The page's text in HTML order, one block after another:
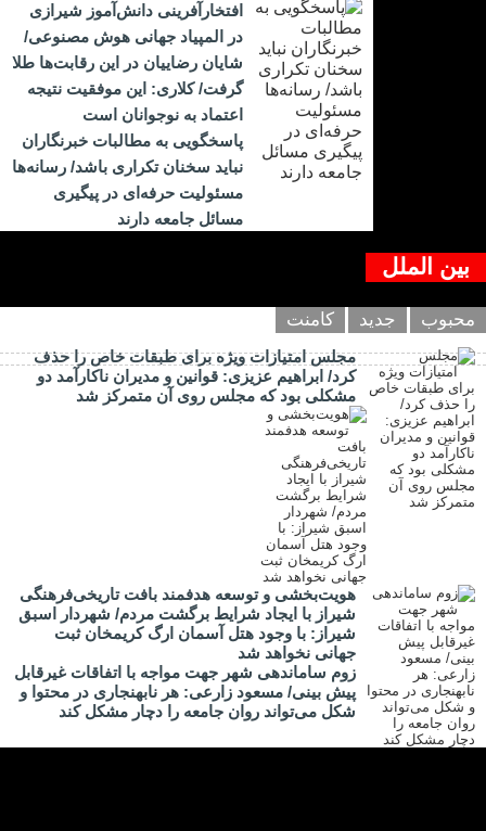
افتخارآفرینی دانش‌آموز شیرازی
در المپیاد جهانی هوش مصنوعی/
شایان رضاییان در این رقابت‌ها طلا
گرفت/ کلاری: این موفقیت نتیجه
اعتماد به نوجوانان است
پاسخگویی به مطالبات خبرنگاران
نباید سخنان تکراری باشد/ رسانه‌ها
مسئولیت حرفه‌ای در پیگیری
مسائل جامعه دارند
بین الملل
محبوب جدید کامنت
مجلس امتیازات ویژه برای طبقات خاص را حذف
کرد/ ابراهیم عزیزی: قوانین و مدیران ناکارآمد دو
مشکلی بود که مجلس روی آن متمرکز شد
هویت‌بخشی و توسعه هدفمند بافت تاریخی‌فرهنگی
شیراز با ایجاد شرایط برگشت مردم/ شهردار اسبق
شیراز: با وجود هتل آسمان ارگ کریمخان ثبت
جهانی نخواهد شد
زوم ساماندهی شهر جهت مواجه با اتفاقات غیرقابل
پیش بینی/ مسعود زارعی: هر نابهنجاری در محتوا و
شکل می‌تواند روان جامعه را دچار مشکل کند